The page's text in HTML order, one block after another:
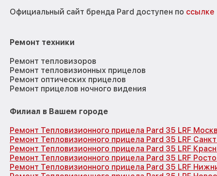
Официальный сайт бренда Pard доступен по ссылке
Ремонт техники
Ремонт тепловизоров
Ремонт тепловизионных прицелов
Ремонт оптических прицелов
Ремонт прицелов ночного видения
Филиал в Вашем городе
Ремонт Тепловизионного прицела Pard 35 LRF
Ремонт Тепловизионного прицела Pard 35 LRF
Ремонт Тепловизионного прицела Pard 35 LRF
Ремонт Тепловизионного прицела Pard 35 LRF
Ремонт Тепловизионного прицела Pard 35 LRF